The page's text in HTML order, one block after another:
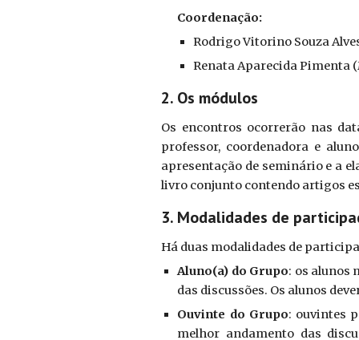
Coordenação:
Rodrigo Vitorino Souza
Renata Aparecida Pimenta
2. Os módulos
Os encontros ocorrerão nas
professor, coordenadora e
apresentação de seminário e a
livro conjunto contendo artigos
3. Modalidades de
Há duas modalidades de
Aluno(a) do Grupo: os alunos
das discussões. Os alunos
Ouvinte do Grupo: ouvintes
melhor andamento das